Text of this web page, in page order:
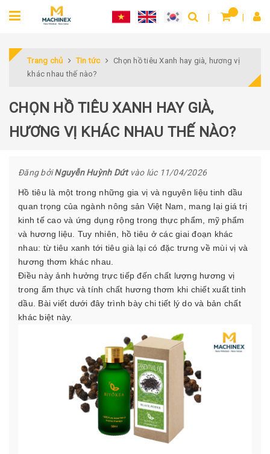
Trang chủ Tin tức
Chọn hồ tiêu Xanh hay già, hương vị
khác nhau thế nào?
CHỌN HỒ TIÊU XANH HAY GIÀ,
HƯƠNG VỊ KHÁC NHAU THẾ NÀO?
Đăng bởiNguyễn Huỳnh Dứtvào lúc 11/04/2026
Hồ tiêu là một trong những gia vị và nguyên liệu tinh dầu
quan trọng của ngành nông sản Việt Nam, mang lại giá trị
kinh tế cao và ứng dụng rộng trong thực phẩm, mỹ phẩm
và hương liệu. Tuy nhiên, hồ tiêu ở các giai đoạn khác
nhau: từ tiêu xanh tới tiêu già lại có đặc trưng về mùi vị và
hương thơm khác nhau.
Điều này ảnh hưởng trực tiếp đến chất lượng hương vị
trong ẩm thực và tính chất hương thơm khi chiết xuất tinh
dầu. Bài viết dưới đây trình bày chi tiết lý do và bản chất
khác biệt này.